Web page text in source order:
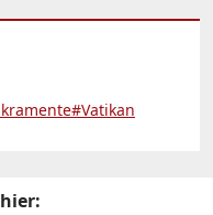
#Vatikan